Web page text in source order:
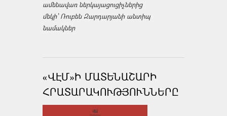
ամենավառ ներկայացուցիչներից
մեկի՝ Ռուբեն Զարդարյանի անտիպ
նամակներ
«ՎԷՄ»Ի ՄԱՏԵՆԱՇԱՐԻ
ՀՐԱՏԱՐԱԿՈՒԹՅՈՒՆՆԵՐԸ